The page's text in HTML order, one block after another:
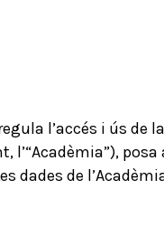
l’accés i ús
dades de